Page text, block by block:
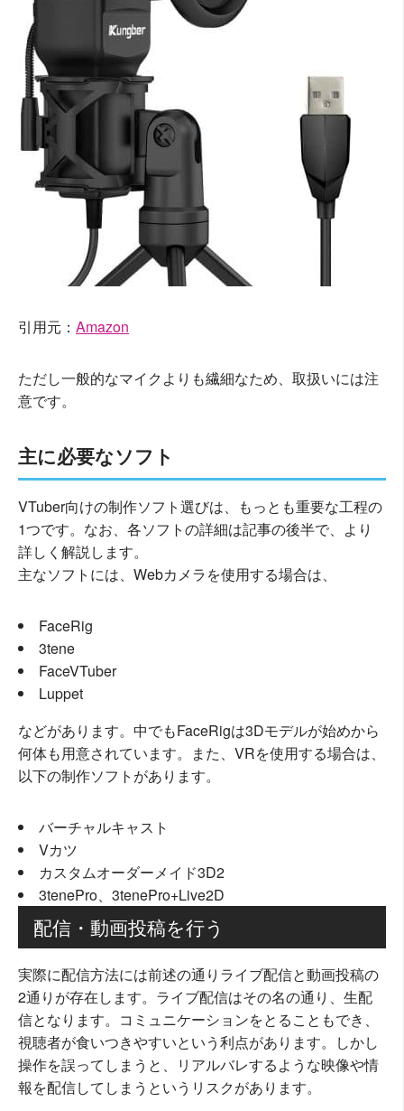
引用元： Amazon
ただし一般的なマイクよりも繊細なため、取扱いには注
意です。
主に必要なソフト
VTuber向けの制作ソフト選びは、もっとも重要な工程の
1つです。なお、各ソフトの詳細は記事の後半で、より
詳しく解説します。
主なソフトには、Webカメラを使用する場合は、
FaceRig
3tene
FaceVTuber
Luppet
などがあります。中でもFaceRigは3Dモデルが始めから
何体も用意されています。また、VRを使用する場合は、
以下の制作ソフトがあります。
バーチャルキャスト
Vカツ
カスタムオーダーメイド3D2
3tenePro、3tenePro+Live2D
配信・動画投稿を行う
実際に配信方法には前述の通りライブ配信と動画投稿の
2通りが存在します。ライブ配信はその名の通り、生配
信となります。コミュニケーションをとることもでき、
視聴者が食いつきやすいという利点があります。しかし
操作を誤ってしまうと、リアルバレするような映像や情
報を配信してしまうというリスクがあります。